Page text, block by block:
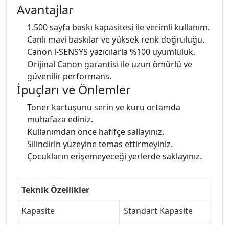
Avantajlar
1.500 sayfa baskı kapasitesi ile verimli kullanım.
Canlı mavi baskılar ve yüksek renk doğruluğu.
Canon i-SENSYS yazıcılarla %100 uyumluluk.
Orijinal Canon garantisi ile uzun ömürlü ve
güvenilir performans.
İpuçları ve Önlemler
Toner kartuşunu serin ve kuru ortamda
muhafaza ediniz.
Kullanımdan önce hafifçe sallayınız.
Silindirin yüzeyine temas ettirmeyiniz.
Çocukların erişemeyeceği yerlerde saklayınız.
Teknik Özellikler
Kapasite
Standart Kapasite